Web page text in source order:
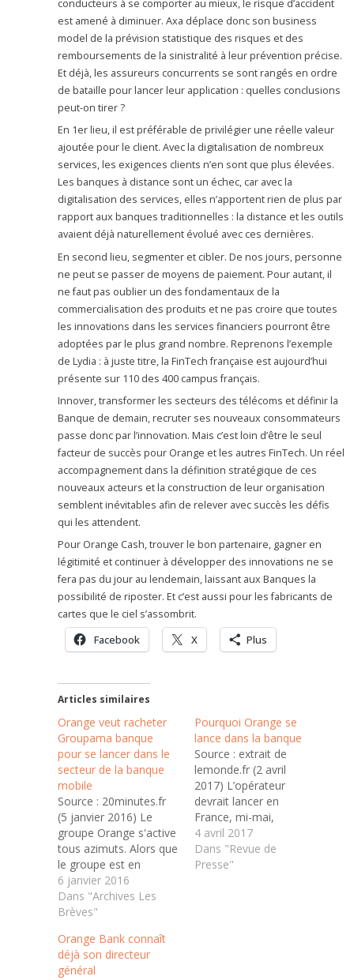
conducteurs à se comporter au mieux, le risque d’accident
est amené à diminuer. Axa déplace donc son business
model de la prévision statistique des risques et des
remboursements de la sinistralité à leur prévention précise.
Et déjà, les assureurs concurrents se sont rangés en ordre
de bataille pour lancer leur application : quelles conclusions
peut-on tirer ?
En 1er lieu, il est préférable de privilégier une réelle valeur
ajoutée pour le client. Avec la digitalisation de nombreux
services, les exigences clients n’en sont que plus élevées.
Les banques à distance sont un échec, car avec la
digitalisation des services, elles n’apportent rien de plus par
rapport aux banques traditionnelles : la distance et les outils
avaient déjà naturellement évolué avec ces dernières.
En second lieu, segmenter et cibler. De nos jours, personne
ne peut se passer de moyens de paiement. Pour autant, il
ne faut pas oublier un des fondamentaux de la
commercialisation des produits et ne pas croire que toutes
les innovations dans les services financiers pourront être
adoptées par le plus grand nombre. Reprenons l’exemple
de Lydia : à juste titre, la FinTech française est aujourd’hui
présente sur 110 des 400 campus français.
Innover, transformer les secteurs des télécoms et définir la
Banque de demain, recruter ses nouveaux consommateurs
passe donc par l’innovation. Mais c’est loin d’être le seul
facteur de succès pour Orange et les autres FinTech. Un réel
accompagnement dans la définition stratégique de ces
nouveaux acteurs et la construction de leur organisation
semblent inévitables afin de relever avec succès les défis
qui les attendent.
Pour Orange Cash, trouver le bon partenaire, gagner en
légitimité et continuer à développer des innovations ne se
fera pas du jour au lendemain, laissant aux Banques la
possibilité de riposter. Et c’est aussi pour les fabricants de
cartes que le ciel s’assombrit.
Facebook X Plus
Articles similaires
Orange veut racheter
Groupama banque
pour se lancer dans le
secteur de la banque
mobile
Source : 20minutes.fr
(5 janvier 2016) Le
groupe Orange s'active
tous azimuts. Alors que
le groupe est en
discussion avancées
pour la reprise de
Bouygues Télécoms, la
entrée lundi en
négociations exclusives
avec l'assureur
6 janvier 2016
Dans "Archives Les
Brèves"
Pourquoi Orange se
lance dans la banque
Source : extrait de
lemonde.fr (2 avril
2017) L’opérateur
devrait lancer en
France, mi-mai,
Orange Bank, son
nouveau service de
banque en ligne, le plus
4 avril 2017
Dans "Revue de
Presse"
Orange Bank connaît
déjà son directeur
général